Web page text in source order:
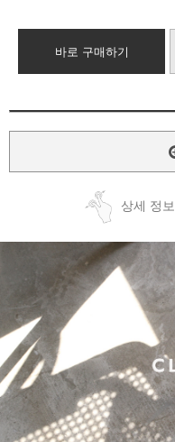
바로 구매하기
상세 정